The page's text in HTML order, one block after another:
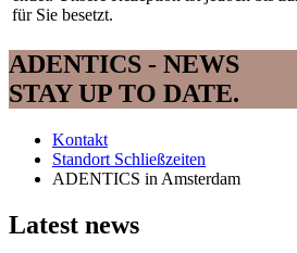
für Sie besetzt.
ADENTICS - NEWS
STAY UP TO DATE.
Kontakt
Standort Schließzeiten
ADENTICS in Amsterdam
Latest news